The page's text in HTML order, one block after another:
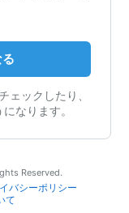
ェックしたり、
なります。
Reserved.
バシーポリシー
て